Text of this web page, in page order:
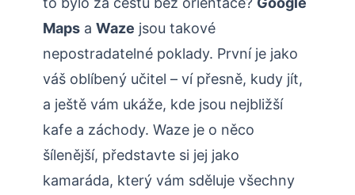
Maps a Waze jsou takové
nepostradatelné poklady. První je jako
váš oblíbený učitel – ví přesně, kudy jít,
a ještě vám ukáže, kde jsou nejbližší
kafe a záchody. Waze je o něco
šílenější, představte si jej jako
kamaráda, který vám sděluje všechny